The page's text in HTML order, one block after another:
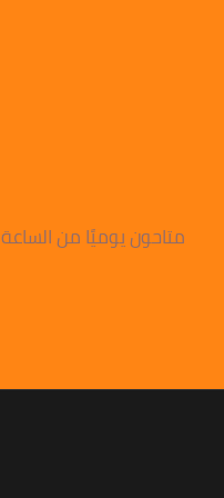
متاحون يوميًا من الساعة 9 صباحًا حتى 10 مساءً